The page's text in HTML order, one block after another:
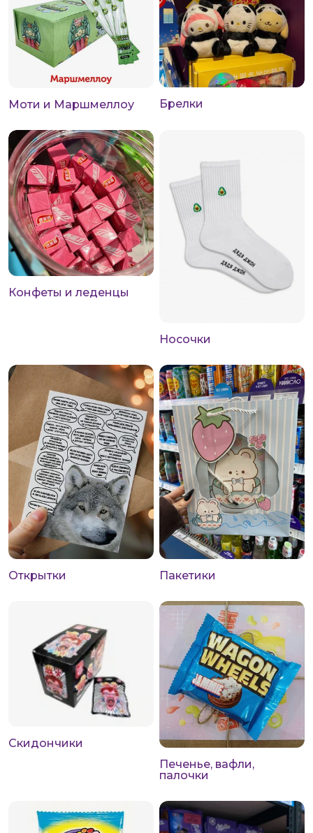
Моти и Маршмеллоу Брелки
Конфеты и леденцы
Носочки
Открытки Пакетики
Скидончики
Печенье, вафли,
палочки